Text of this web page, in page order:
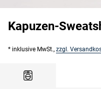
Kapuzen-
* inklusive MwSt., zzgl.